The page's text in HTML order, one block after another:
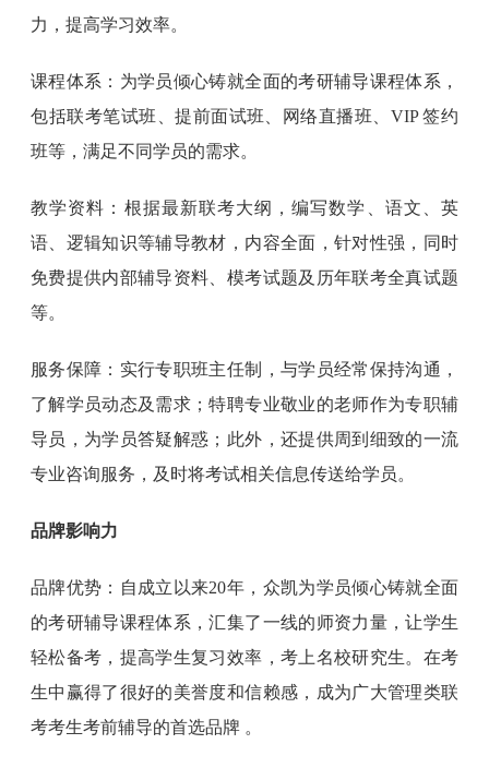
力，提高学习效率。
课程体系：为学员倾心铸就全面的考研辅导课程体系，
包括联考笔试班、提前面试班、网络直播班、VIP 签约
班等，满足不同学员的需求。
教学资料：根据最新联考大纲，编写数学、语文、英
语、逻辑知识等辅导教材，内容全面，针对性强，同时
免费提供内部辅导资料、模考试题及历年联考全真试题
等。
服务保障：实行专职班主任制，与学员经常保持沟通，
了解学员动态及需求；特聘专业敬业的老师作为专职辅
导员，为学员答疑解惑；此外，还提供周到细致的一流
专业咨询服务，及时将考试相关信息传送给学员。
品牌影响力
品牌优势：自成立以来20年，众凯为学员倾心铸就全面
的考研辅导课程体系，汇集了一线的师资力量，让学生
轻松备考，提高学生复习效率，考上名校研究生。在考
生中赢得了很好的美誉度和信赖感，成为广大管理类联
考考生考前辅导的首选品牌 。